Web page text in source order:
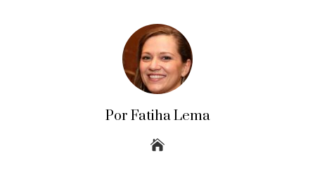
Por Fatiha Lema